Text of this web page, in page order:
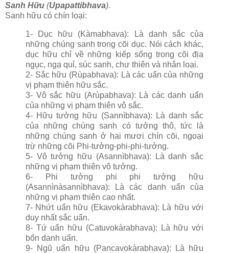
Sanh Hữu (Upapattibhava).
Sanh hữu có chín loại:
1- Dục hữu
(Kàmabhava): Là danh sắc của
những chúng sanh trong cõi dục. Nói cách khác,
dục hữu chỉ về những kiếp sống trong cõi địa
ngục, ngạ quỉ, súc sanh, chư thiên và nhân loại.
2- Sắc hữu (Rùpabhava): Là các uẩn của những
vị phạm thiên hữu sắc.
3- Vô sắc hữu (Arùpabhava): Là các danh uẩn
của những vị phạm thiên vô sắc.
4- Hữu tưởng hữu (Sannìbhava): Là danh sắc
của những chúng sanh có tưởng thô, tức là
những chúng sanh ở hai mươi chín cõi, ngoại
trừ những cõi Phi-tưởng-phi-phi-tưởng.
5- Vô tưởng hữu (Asannìbhava): Là danh sắc
những vị phạm thiên vô tưởng.
6- Phi tưởng phi phi tưởng hữu
(Asannìnàsannìbhava): Là các danh uẩn của
những vị phạm thiên cao nhất.
7- Nhứt uẩn hữu (Ekavokàrabhava): Là hữu với
duy nhất sắc uẩn.
8- Tứ uẩn hữu (Catuvokàrabhava): Là hữu với
bốn danh uẩn.
9- Ngũ uẩn hữu (Pancavokàrabhava): Là hữu